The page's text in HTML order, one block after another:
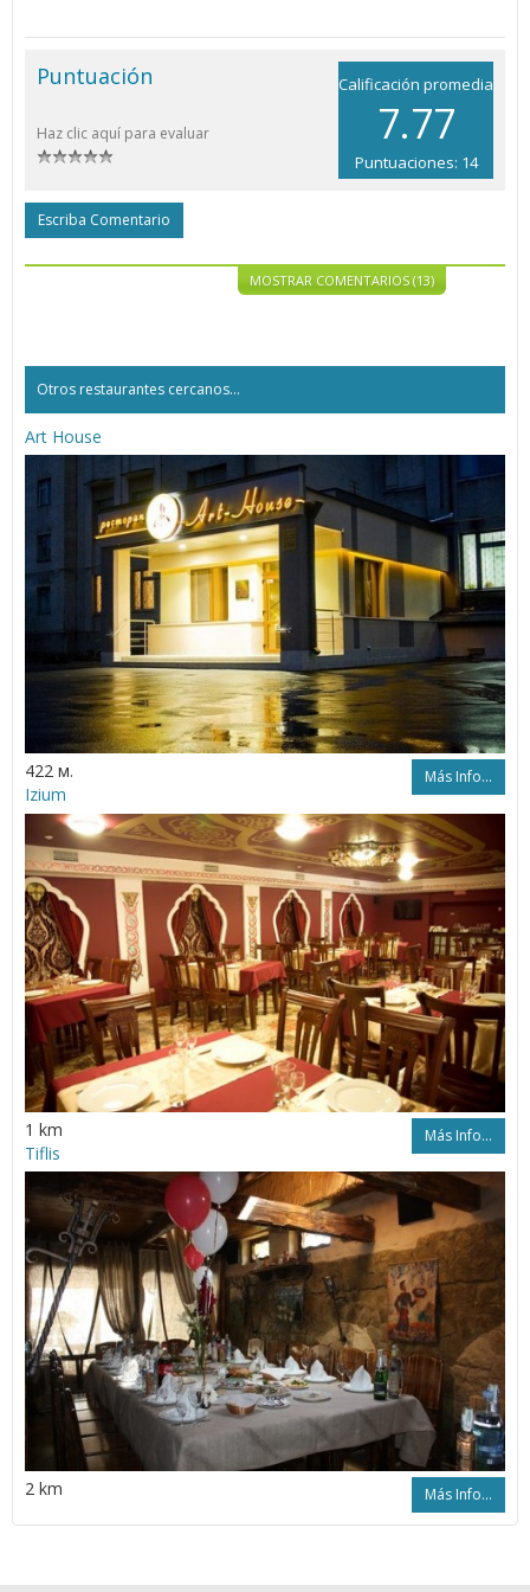
Calificación promedia
7.77
Puntuaciones: 14
Puntuación
Haz clic aquí para evaluar
Escriba Comentario
MOSTRAR COMENTARIOS (13)
Otros restaurantes cercanos...
Art House
422 м. Más Info...
Izium
1 km Más Info...
Tiflis
2 km Más Info...